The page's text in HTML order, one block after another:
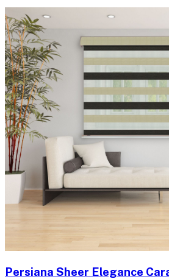
Persiana Sheer Elegance